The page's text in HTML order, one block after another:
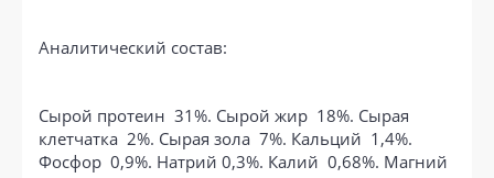
Аналитический состав:
Сырой протеин 31%. Сырой жир 18%. Сырая
клетчатка 2%. Сырая зола 7%. Кальций 1,4%.
Фосфор 0,9%. Натрий 0,3%. Калий 0,68%. Магний